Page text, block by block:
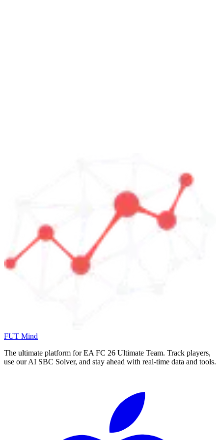
FUT Mind
The ultimate platform for EA FC 26 Ultimate Team. Track players,
use our AI SBC Solver, and stay ahead with real-time data and tools.